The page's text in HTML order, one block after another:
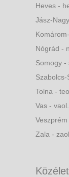
Heves -
Jász-
Nógrád -
Somogy -
Tolna -
Vas -
Zala -
Közélet